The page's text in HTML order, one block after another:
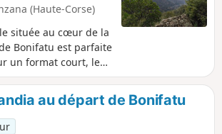
la possibilité de
rivière en contrebas.
l'accès est
(Haute-Corse)
située au cœur de la
Bonifatu est parfaite
un format court, les
devant les ruines
Pierre Bonaparte
ombragés. Le
au départ de Bonifatu